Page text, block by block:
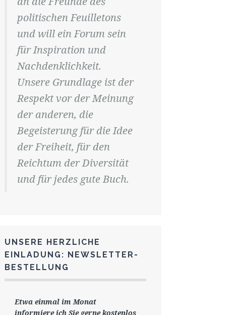
politischen Feuilletons
und will ein Forum sein
für Inspiration und
Nachdenklichkeit.
Unsere Grundlage ist der
Respekt vor der Meinung
der anderen, die
Begeisterung für die Idee
der Freiheit, für den
Reichtum der Diversität
und für jedes gute Buch.
UNSERE HERZLICHE
EINLADUNG: NEWSLETTER-
BESTELLUNG
Etwa einmal im Monat
informiere ich Sie gernekostenlos